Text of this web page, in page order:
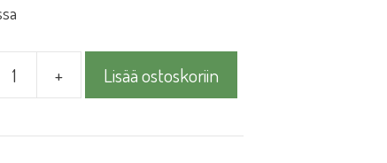
+ Lisää ostoskoriin